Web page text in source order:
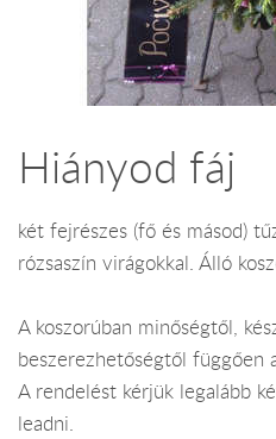
Hiányod fáj
két fejrészes (fő és másod)
rózsaszín virágokkal. Álló
A koszorúban minőségtől,
beszerezhetőségtől függően
A rendelést kérjük legalább
leadni.